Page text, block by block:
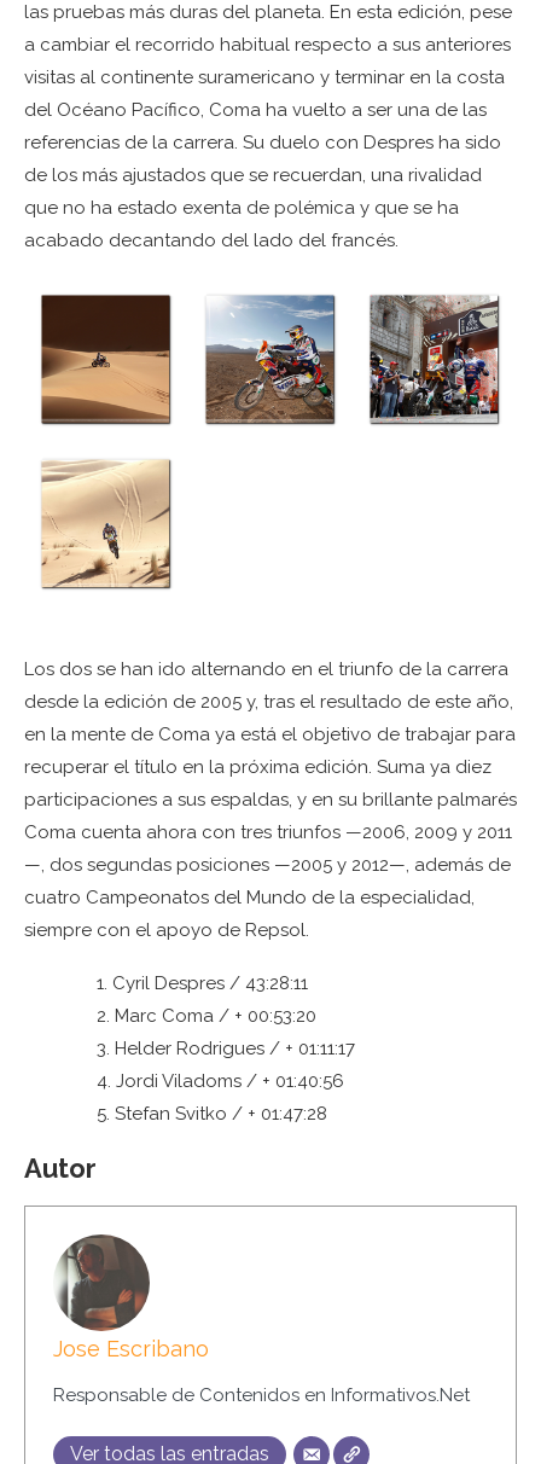
las pruebas más duras del planeta. En esta edición, pese
a cambiar el recorrido habitual respecto a sus anteriores
visitas al continente suramericano y terminar en la costa
del Océano Pacífico, Coma ha vuelto a ser una de las
referencias de la carrera. Su duelo con Despres ha sido
de los más ajustados que se recuerdan, una rivalidad
que no ha estado exenta de polémica y que se ha
acabado decantando del lado del francés.
Los dos se han ido alternando en el triunfo de la carrera
desde la edición de 2005 y, tras el resultado de este año,
en la mente de Coma ya está el objetivo de trabajar para
recuperar el título en la próxima edición. Suma ya diez
participaciones a sus espaldas, y en su brillante palmarés
Coma cuenta ahora con tres triunfos —2006, 2009 y 2011
—, dos segundas posiciones —2005 y 2012—, además de
cuatro Campeonatos del Mundo de la especialidad,
siempre con el apoyo de Repsol.
1. Cyril Despres / 43:28:11
2. Marc Coma / + 00:53:20
3. Helder Rodrigues / + 01:11:17
4. Jordi Viladoms / + 01:40:56
5. Stefan Svitko / + 01:47:28
Autor
Jose Escribano
Responsable de Contenidos en Informativos.Net
Ver todas las entradas